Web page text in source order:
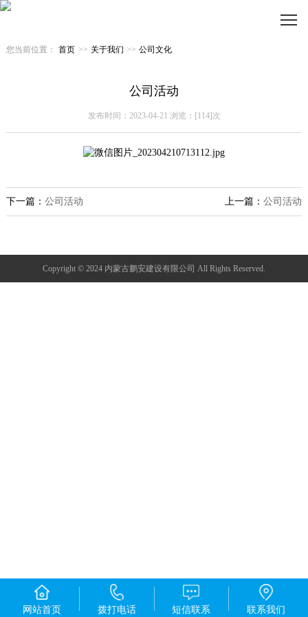
您当前位置： 首页 >> 关于我们 >> 公司文化
公司活动
发布时间：2023-04-21 浏览：[114]次
上一篇：公司活动
下一篇： 公司活动
Copyright © 2024 内蒙古鹏安建设有限公司 All Rights Reserved.
网站首页 拨打电话 短信联系 联系我们